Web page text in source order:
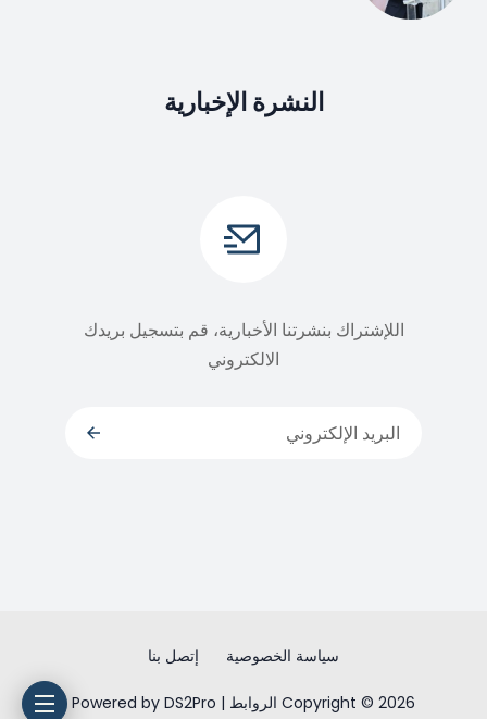
النشرة الإخبارية
اللإشتراك بنشرتنا الأخبارية، قم بتسجيل بريدك
الالكتروني
سياسة الخصوصية إتصل بنا
Copyright © 2026 الروابط | Powered by DS2Pro